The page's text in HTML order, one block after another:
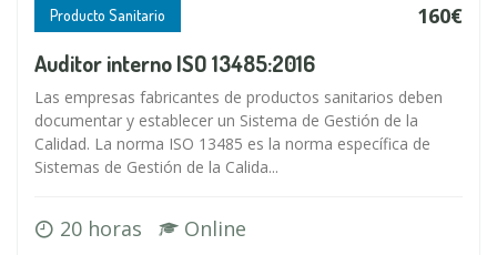
Producto Sanitario 160€
Auditor interno ISO 13485:2016
Las empresas fabricantes de productos sanitarios deben
documentar y establecer un Sistema de Gestión de la
Calidad. La norma ISO 13485 es la norma específica de
Sistemas de Gestión de la Calida...
20 horas Online